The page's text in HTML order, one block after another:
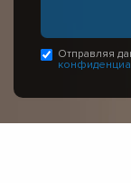
Отправляя